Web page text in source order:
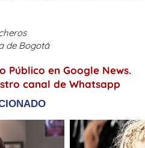
de Bogotá
Público en Google News.
canal de Whatsapp